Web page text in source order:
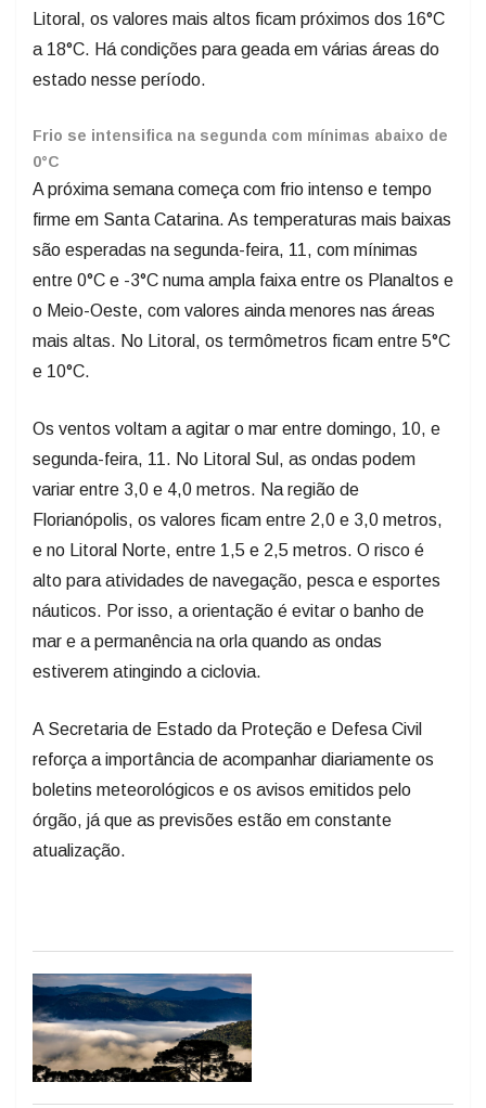
Litoral, os valores mais altos ficam próximos dos 16°C
a 18°C. Há condições para geada em várias áreas do
estado nesse período.
Frio se intensifica na segunda com mínimas abaixo de
0°C
A próxima semana começa com frio intenso e tempo
firme em Santa Catarina. As temperaturas mais baixas
são esperadas na segunda-feira, 11, com mínimas
entre 0°C e -3°C numa ampla faixa entre os Planaltos e
o Meio-Oeste, com valores ainda menores nas áreas
mais altas. No Litoral, os termômetros ficam entre 5°C
e 10°C.
Os ventos voltam a agitar o mar entre domingo, 10, e
segunda-feira, 11. No Litoral Sul, as ondas podem
variar entre 3,0 e 4,0 metros. Na região de
Florianópolis, os valores ficam entre 2,0 e 3,0 metros,
e no Litoral Norte, entre 1,5 e 2,5 metros. O risco é
alto para atividades de navegação, pesca e esportes
náuticos. Por isso, a orientação é evitar o banho de
mar e a permanência na orla quando as ondas
estiverem atingindo a ciclovia.
A Secretaria de Estado da Proteção e Defesa Civil
reforça a importância de acompanhar diariamente os
boletins meteorológicos e os avisos emitidos pelo
órgão, já que as previsões estão em constante
atualização.